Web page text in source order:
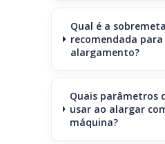
Qual é a
recomendada para
alargamento?
Quais parâmetros
usar ao alargar
máquina?